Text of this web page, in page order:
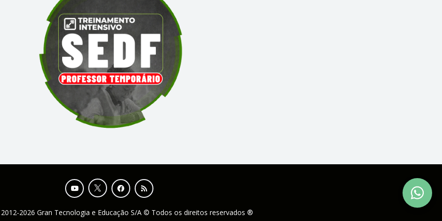
2026 Gran Tecnologia e Educação S/A © Todos os direitos reservados ®